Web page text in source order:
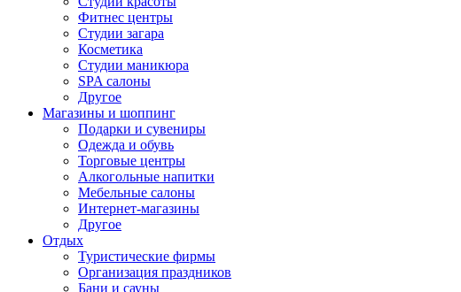
Фитнес центры
Студии загара
Косметика
Студии маникюра
SPA салоны
Другое
Магазины и шоппинг
Подарки и сувениры
Одежда и обувь
Торговые центры
Алкогольные напитки
Мебельные салоны
Интернет-магазины
Другое
Отдых
Туристические фирмы
Организация праздников
Бани и сауны